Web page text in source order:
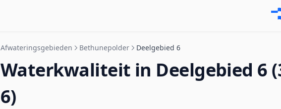
Afwateringsgebieden Bethunepolder Deelgebied 6
Waterkwaliteit in Deelgebied 6
6)